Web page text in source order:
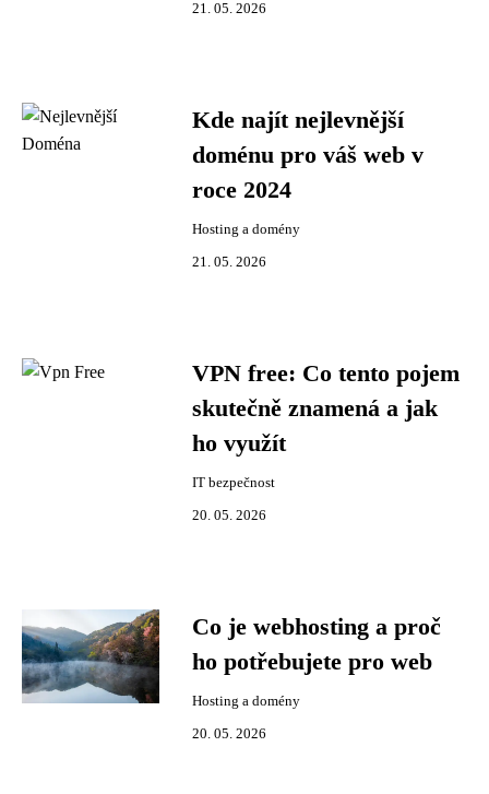
21. 05. 2026
Kde najít nejlevnější
doménu pro váš web v
roce 2024
Hosting a domény
21. 05. 2026
VPN free: Co tento pojem
skutečně znamená a jak
ho využít
IT bezpečnost
20. 05. 2026
Co je webhosting a proč
ho potřebujete pro web
Hosting a domény
20. 05. 2026